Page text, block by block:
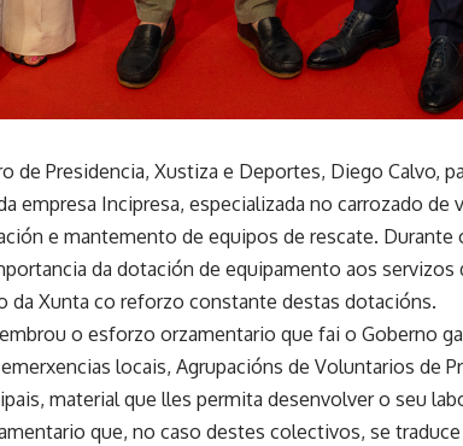
de Presidencia, Xustiza e Deportes, Diego Calvo,
empresa Incipresa, especializada no carrozado
e mantemento de equipos de rescate.
da dotación de equipamento aos servizos
da Xunta co reforzo constante destas dotacións.
o esforzo orzamentario que fai o Goberno
locais, Agrupacións de Voluntarios de
material que lles permita desenvolver o seu
que, no caso destes colectivos, se